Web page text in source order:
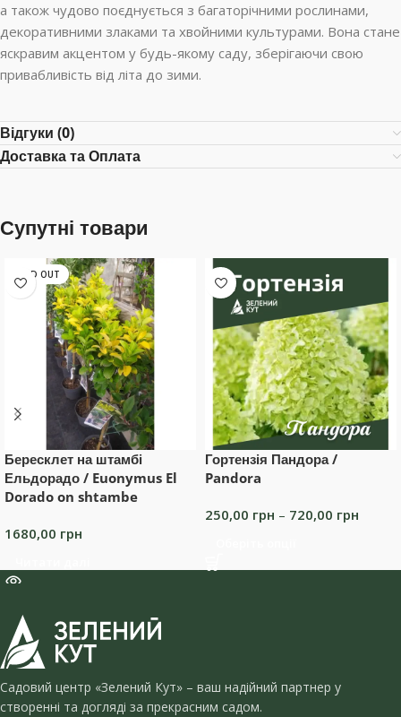
а також чудово поєднується з багаторічними рослинами,
декоративними злаками та хвойними культурами. Вона стане
яскравим акцентом у будь-якому саду, зберігаючи свою
привабливість від літа до зими.
Відгуки (0)
Доставка та Оплата
Супутні товари
SOLD OUT
Бересклет на штамбі
Ельдорадо / Euonymus El
Dorado on shtambe
1680,00 грн
Гортензія Пандора /
Pandora
250,00 грн – 720,00 грн
Садовий центр «Зелений Кут» – ваш надійний партнер у
створенні та догляді за прекрасним садом.